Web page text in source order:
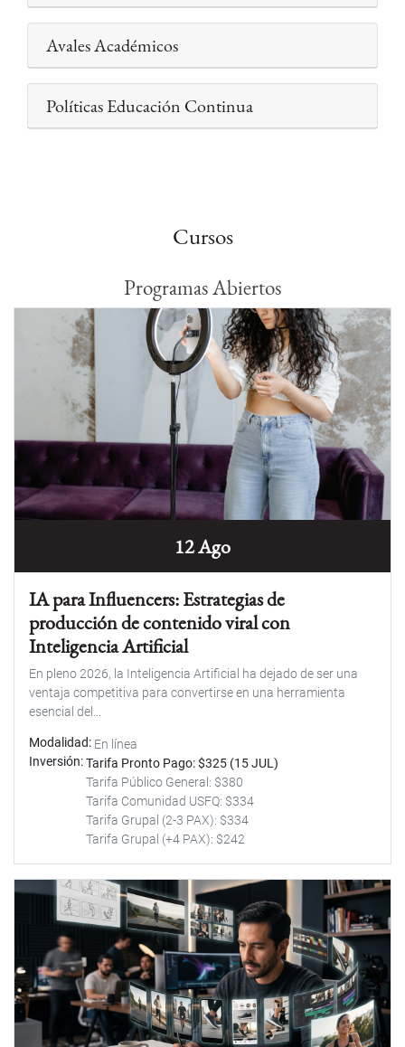
Avales Académicos
Políticas Educación Continua
Cursos
Programas Abiertos
12 Ago
IA para Influencers: Estrategias de
producción de contenido viral con
Inteligencia Artificial
En pleno 2026, la Inteligencia Artificial ha dejado de ser una
ventaja competitiva para convertirse en una herramienta
esencial del...
Modalidad En línea
Inversión Tarifa Pronto Pago: $325 (15 JUL)
Tarifa Público General: $380
Tarifa Comunidad USFQ: $334
Tarifa Grupal (2-3 PAX): $334
Tarifa Grupal (+4 PAX): $242